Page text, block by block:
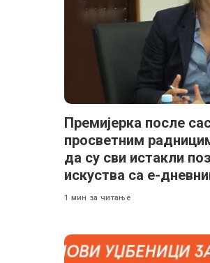
Премијерка после
просветним
да су сви истакли
искуства са е-
1 мин за читање